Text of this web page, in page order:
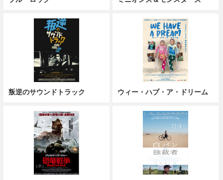
叛逆のサウンドトラック ウィー・ハブ・ア・ドリーム